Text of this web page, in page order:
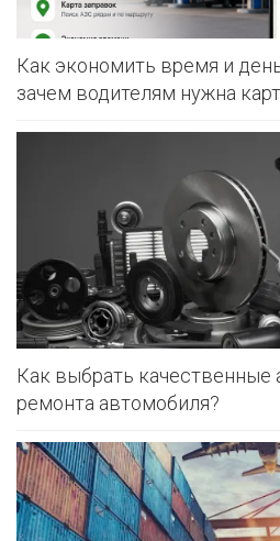
Как экономить время и
зачем водителям нужна
Как выбрать качественные
ремонта автомобиля?